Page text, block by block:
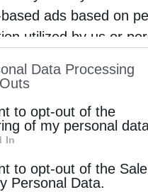
ads based on
utilized by us or
out. You may
by third parties on
participants. This
may also be
on theIAB’s List of
Data Processing
to opt-out of the
of my personal
In
to opt-out of the Sale
Personal Data.
Ιγνάτιος: «Να φτάσουμε
στο Πάσχα του...